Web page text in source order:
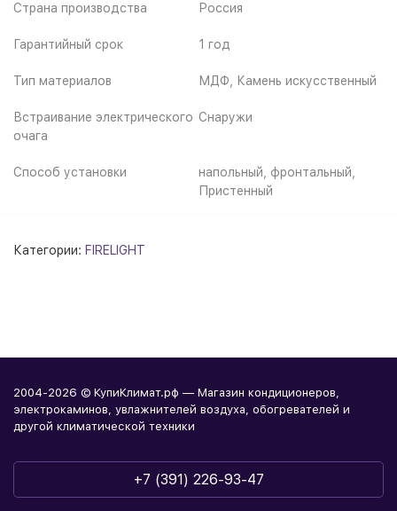
Страна производства Россия
Гарантийный срок 1 год
Тип материалов МДФ, Камень искусственный
Встраивание электрического
очага
Снаружи
Способ установки
напольный, фронтальный,
Пристенный
Категории: FIRELIGHT
2004-2026 © КупиКлимат.рф — Магазин кондиционеров,
электрокаминов, увлажнителей воздуха, обогревателей и
другой климатической техники
+7 (391) 226-93-47